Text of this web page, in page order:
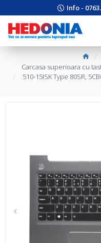
Info -
Carcasa superioara cu
510-15ISK Type 80SR,